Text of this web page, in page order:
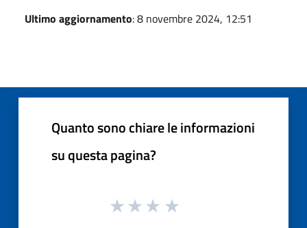
Ultimo aggiornamento: 8 novembre 2024, 12:51
Quanto sono chiare le informazioni
su questa pagina?